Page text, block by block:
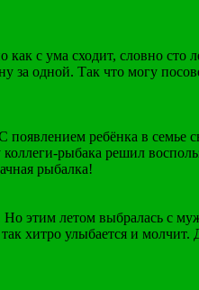
с ума сходит, словно сто
за одной. Так что могу
ребёнка в семье
рыбака решил
рыбалка!
этим летом выбралась с
хитро улыбается и